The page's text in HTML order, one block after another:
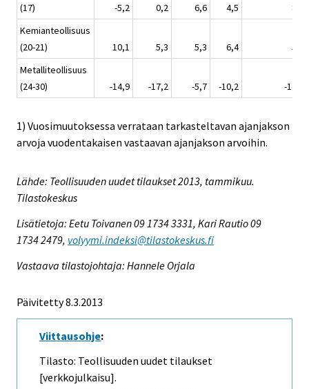
(17)
-5,2 0,2 6,6 4,5
8,4
Kemianteollisuus
(20-21)
10,1 5,3 5,3 6,4
5,0
Metalliteollisuus
(24-30)
-14,9 -17,2 -5,7 -10,2 -12,0
1) Vuosimuutoksessa verrataan tarkasteltavan ajanjakson
arvoja vuodentakaisen vastaavan ajanjakson arvoihin.
Lähde: Teollisuuden uudet tilaukset 2013, tammikuu.
Tilastokeskus
Lisätietoja: Eetu Toivanen 09 1734 3331, Kari Rautio 09
1734 2479, volyymi.indeksi@tilastokeskus.fi
Vastaava tilastojohtaja: Hannele Orjala
Päivitetty 8.3.2013
Viittausohje:
Tilasto: Teollisuuden uudet tilaukset
[verkkojulkaisu].